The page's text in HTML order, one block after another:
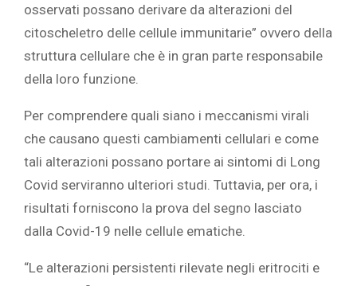
osservati possano derivare da alterazioni del
citoscheletro delle cellule immunitarie” ovvero della
struttura cellulare che è in gran parte responsabile
della loro funzione.
Per comprendere quali siano i meccanismi virali
che causano questi cambiamenti cellulari e come
tali alterazioni possano portare ai sintomi di Long
Covid serviranno ulteriori studi. Tuttavia, per ora, i
risultati forniscono la prova del segno lasciato
dalla Covid-19 nelle cellule ematiche.
“Le alterazioni persistenti rilevate negli eritrociti e